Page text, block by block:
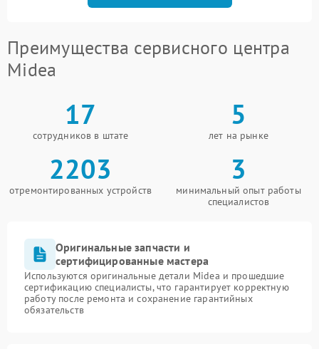
Преимущества сервисного центра
Midea
17
сотрудников в штате
5
лет на рынке
2203
отремонтированных устройств
3
минимальный опыт работы
специалистов
Оригинальные запчасти и
сертифицированные мастера
Используются оригинальные детали Midea и прошедшие
сертификацию специалисты, что гарантирует корректную
работу после ремонта и сохранение гарантийных
обязательств